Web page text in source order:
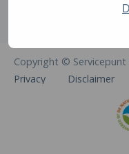
Copyright © Servicepunt
Privacy
Disclaimer